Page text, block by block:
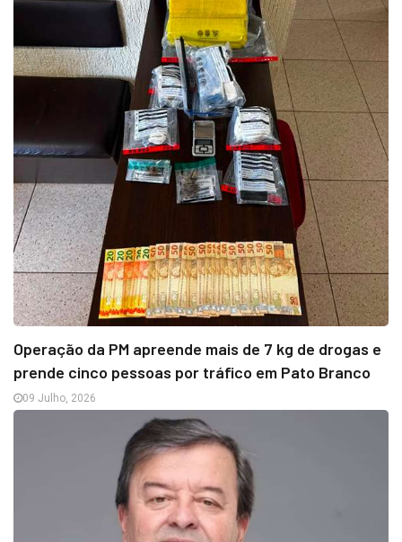
Operação da PM apreende mais de 7 kg de drogas e
prende cinco pessoas por tráfico em Pato Branco
09 Julho, 2026